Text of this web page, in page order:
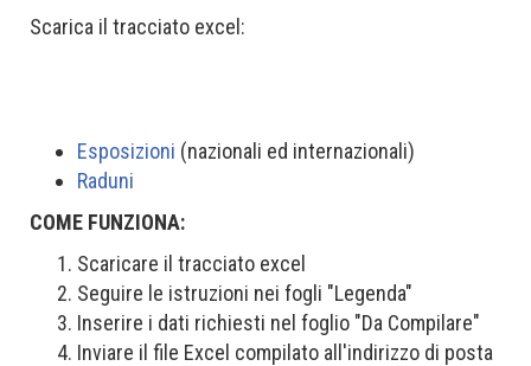
Scarica il tracciato excel:
Esposizioni (nazionali ed internazionali)
Raduni
COME FUNZIONA:
Scaricare il tracciato excel
Seguire le istruzioni nei fogli "Legenda"
Inserire i dati richiesti nel foglio "Da Compilare"
Inviare il file Excel compilato all'indirizzo di posta